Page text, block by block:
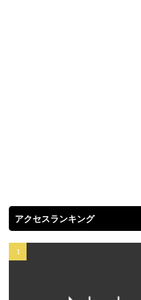
アクセスランキング